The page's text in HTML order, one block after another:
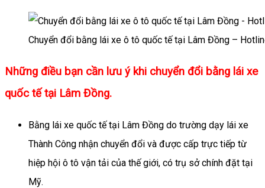
Chuyển đổi bằng lái xe ô tô quốc tế tại Lâm Đồng –
Những điều bạn cần lưu ý khi chuyển đổi bằng lái xe
quốc tế tại Lâm Đồng.
Bằng lái xe quốc tế tại Lâm Đồng do trường dạy lái xe
Thành Công nhận chuyển đổi và được cấp trực tiếp từ
hiệp hội ô tô vận tải của thế giới, có trụ sở chính đặt tại
Mỹ.